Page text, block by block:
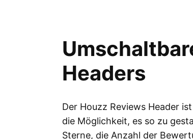
Headers
Der Houzz Reviews Header
die Möglichkeit, es so zu
Sterne, die Anzahl der